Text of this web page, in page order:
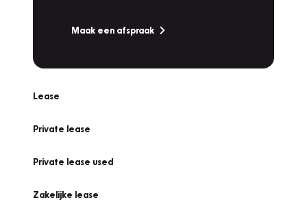
Maak een afspraak
Lease
Private lease
Private lease used
Zakelijke lease